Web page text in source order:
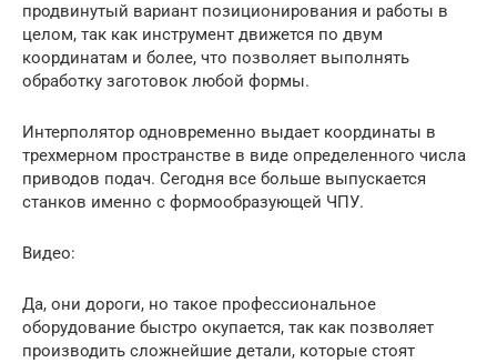
продвинутый вариант позиционирования и работы в
целом, так как инструмент движется по двум
координатам и более, что позволяет выполнять
обработку заготовок любой формы.
Интерполятор одновременно выдает координаты в
трехмерном пространстве в виде определенного числа
приводов подач. Сегодня все больше выпускается
станков именно с формообразующей ЧПУ.
Видео:
Да, они дороги, но такое профессиональное
оборудование быстро окупается, так как позволяет
производить сложнейшие детали, которые стоят